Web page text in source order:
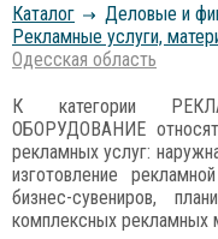
Каталог
Деловые и
Рекламные услуги,
Одесская область
К категории
ОБОРУДОВАНИЕ
рекламных услуг:
изготовление
бизнес-сувениров,
комплексных рекламных